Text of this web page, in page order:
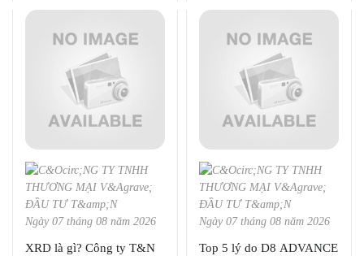
vực Hóa học, Vật lý, Sinh
Ngày 07 tháng 08 năm 2026
XRD là gì? Công ty T&N
Ngày 07 tháng 08 năm 2026
Top 5 lý do D8 ADVANCE